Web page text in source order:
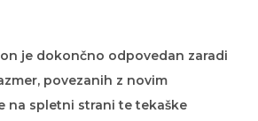
je dokončno odpovedan zaradi
povezanih z novim
na spletni strani te tekaške